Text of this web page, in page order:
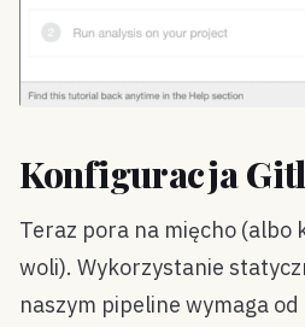
Konfiguracja
Teraz pora na mięcho (albo
woli). Wykorzystanie
naszym pipeline wymaga